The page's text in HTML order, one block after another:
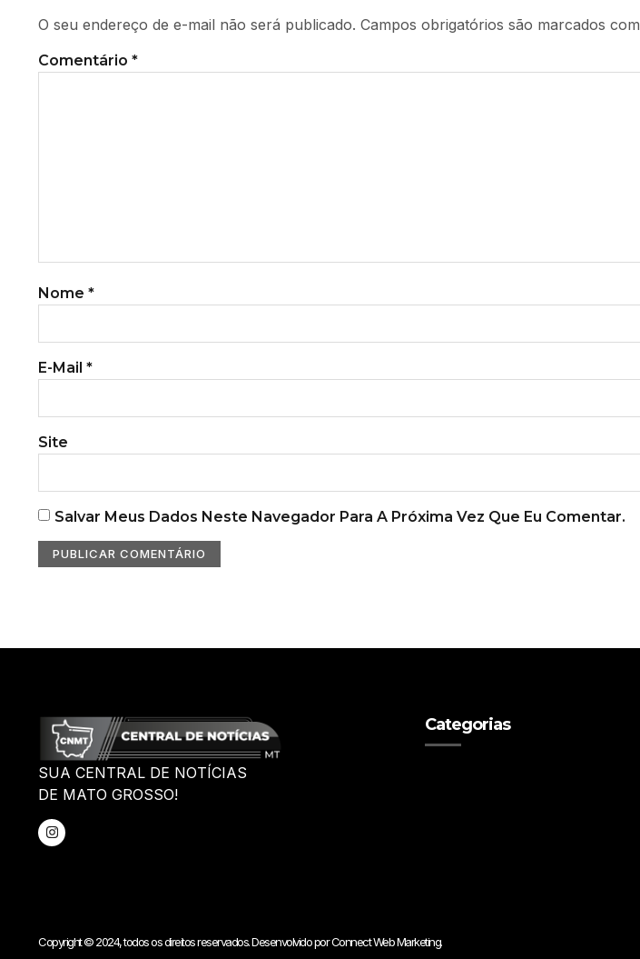
O seu endereço de e-mail não será publicado. Campos obrigatórios são marcados com
Comentário *
Nome *
E-Mail *
Site
Salvar Meus Dados Neste Navegador Para A Próxima Vez Que Eu Comentar.
SUA CENTRAL DE NOTÍCIAS
DE MATO GROSSO!
Categorias
Copyright © 2024, todos os direitos reservados. Desenvolvido por Connect Web Marketing.